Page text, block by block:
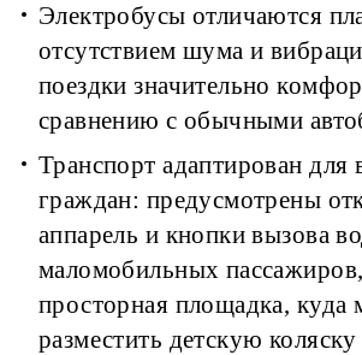
Электробусы отличаются
отсутствием шума и
поездки значительно
сравнению с обычными
Транспорт адаптирован для
граждан: предусмотрены
аппарель и кнопки вызова
маломобильных
просторная площадка, куда
разместить детскую